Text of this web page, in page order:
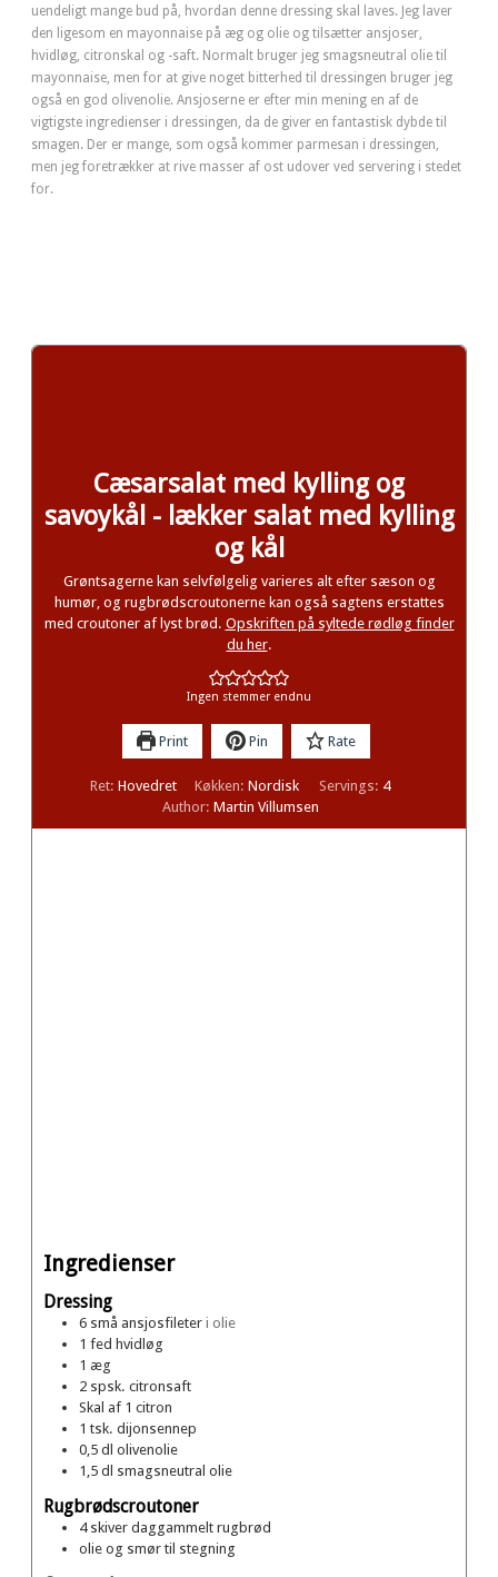
uendeligt mange bud på, hvordan denne dressing skal laves. Jeg laver
den ligesom en mayonnaise på æg og olie og tilsætter ansjoser,
hvidløg, citronskal og -saft. Normalt bruger jeg smagsneutral olie til
mayonnaise, men for at give noget bitterhed til dressingen bruger jeg
også en god olivenolie. Ansjoserne er efter min mening en af de
vigtigste ingredienser i dressingen, da de giver en fantastisk dybde til
smagen. Der er mange, som også kommer parmesan i dressingen,
men jeg foretrækker at rive masser af ost udover ved servering i stedet
for.
Cæsarsalat med kylling og
savoykål - lækker salat med kylling
og kål
Grøntsagerne kan selvfølgelig varieres alt efter sæson og
humør, og rugbrødscroutonerne kan også sagtens erstattes
med croutoner af lyst brød. Opskriften på syltede rødløg finder
du her.
Ingen stemmer endnu
Print Pin Rate
Ret: Hovedret Køkken: Nordisk Servings: 4
Author: Martin Villumsen
Ingredienser
Dressing
6 små ansjosfileter i olie
1 fed hvidløg
1 æg
2 spsk. citronsaft
Skal af 1 citron
1 tsk. dijonsennep
0,5 dl olivenolie
1,5 dl smagsneutral olie
Rugbrødscroutoner
4 skiver daggammelt rugbrød
olie og smør til stegning